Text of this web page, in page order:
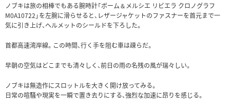
ノブキは旅の相棒でもある腕時計「ボーム＆メルシエ リビエラ クロノグラフ
M0A10722」を左腕に滑らせると、レザージャケットのファスナーを首元まで一
気に引き上げ、ヘルメットのシールドを下ろした。
首都高速湾岸線。この時間、行く手を阻む車は疎らだ。
早朝の空気はどこまでも清々しく、前日の雨の名残の風が瑞々しい。
ノブキは無造作にスロットルを大きく開け放ってみる。
日常の喧騒や現実を一瞬で置き去りにする、強烈な加速に昂りを感じる。